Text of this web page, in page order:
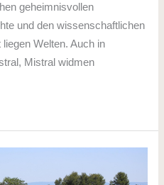
geheimnisvollen
und den wissenschaftlichen
Welten. Auch in
Mistral widmen